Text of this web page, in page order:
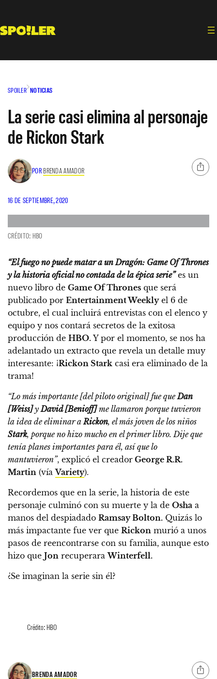
contenido
SPOILER NOTICIAS
La serie casi elimina al personaje
de Rickon Stark
POR BRENDA AMADOR
16 DE SEPTIEMBRE, 2020
CRÉDITO: HBO
“El fuego no puede matar a un Dragón: Game Of Thrones
y la historia oficial no contada de la épica serie”es un
nuevo libro de Game Of Thrones que será
publicado por Entertainment Weeklyel 6 de
octubre, el cual incluirá entrevistas con el elenco y
equipo y nos contará secretos de la exitosa
producción de HBO. Y por el momento, se nos ha
adelantado un extracto que revela un detalle muy
interesante: ¡Rickon Stark casi era eliminado de la
trama!
“Lo más importante [del piloto original] fue queDan
[Weiss]yDavid[Benioff]me llamaron porque tuvieron
la idea de eliminar aRickon, el más joven de los niños
Stark, porque no hizo mucho en el primer libro. Dije que
tenía planes importantes para él, así que lo
mantuvieron”, explicó el creador George R.R.
Martin (víaVariety).
Recordemos que en la serie, la historia de este
personaje culminó con su muerte y la de Osha a
manos del despiadado Ramsay Bolton. Quizás lo
más impactante fue ver que Rickon murió a unos
pasos de reencontrarse con su familia, aunque esto
hizo que Jon recuperaraWinterfell.
¿Se imaginan la serie sin él?
Crédito: HBO
BRENDA AMADOR